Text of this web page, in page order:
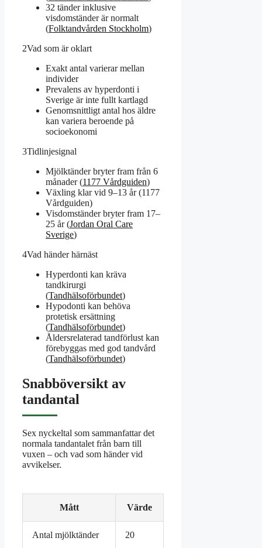
32 tänder inklusive
visdomständer är normalt
(Folktandvården Stockholm)
2Vad som är oklart
Exakt antal varierar mellan
individer
Prevalens av hyperdonti i
Sverige är inte fullt kartlagd
Genomsnittligt antal hos äldre
kan variera beroende på
socioekonomi
3Tidlinjesignal
Mjölktänder bryter fram från 6
månader (1177 Vårdguiden)
Växling klar vid 9–13 år (1177
Vårdguiden)
Visdomständer bryter fram 17–
25 år (Jordan Oral Care
Sverige)
4Vad händer härnäst
Hyperdonti kan kräva
tandkirurgi
(Tandhälsoförbundet)
Hypodonti kan behöva
protetisk ersättning
(Tandhälsoförbundet)
Åldersrelaterad tandförlust kan
förebyggas med god tandvård
(Tandhälsoförbundet)
Snabböversikt av
tandantal
Sex nyckeltal som sammanfattar det
normala tandantalet från barn till
vuxen – och vad som händer vid
avvikelser.
Mått Värde
Antal mjölktänder 20